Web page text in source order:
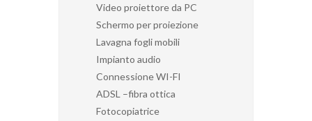
Video proiettore da PC
Schermo per proiezione
Lavagna fogli mobili
Impianto audio
Connessione WI-FI
ADSL –fibra ottica
Fotocopiatrice